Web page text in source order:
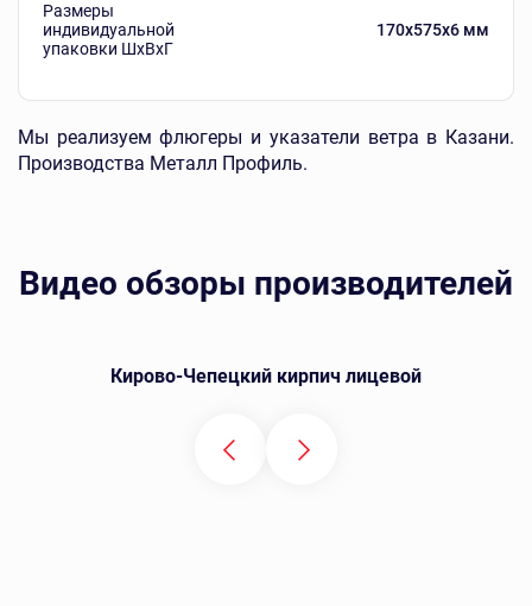
Размеры
индивидуальной
упаковки ШxВxГ
170x575x6 мм
Мы реализуем флюгеры и указатели ветра в Казани.
Производства Металл Профиль.
Видео обзоры производителей
Кирово-Чепецкий кирпич лицевой